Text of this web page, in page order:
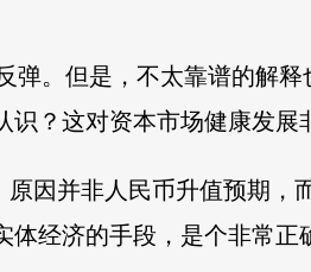
弹。但是，不太靠谱的解释
？这对资本市场健康发展
因并非人民币升值预期，
经济的手段，是个非常正